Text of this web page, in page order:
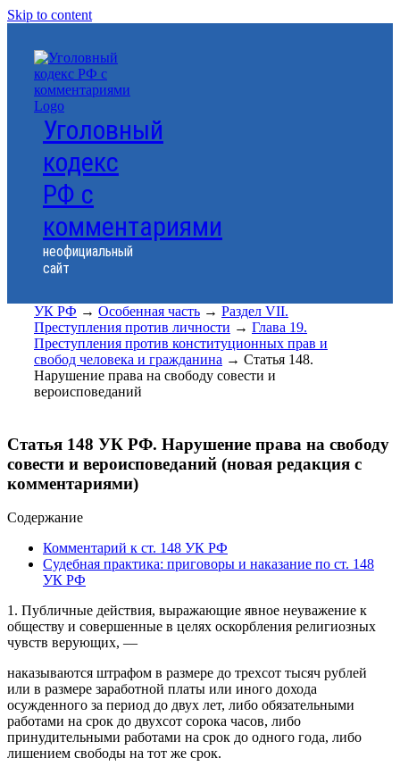
Skip to content
Уголовный
кодекс
РФ с
комментариями
неофициальный
сайт
УК РФ → Особенная часть→ Раздел VII.
Преступления против личности → Глава 19.
Преступления против конституционных прав и
свобод человека и гражданина → Статья 148.
Нарушение права на свободу совести и
вероисповеданий
Статья 148 УК РФ. Нарушение права на свободу
совести и вероисповеданий (новая редакция с
комментариями)
Содержание
Комментарий к ст. 148 УК РФ
Судебная практика: приговоры и наказание по ст. 148
УК РФ
1. Публичные действия, выражающие явное неуважение к
обществу и совершенные в целях оскорбления религиозных
чувств верующих, —
наказываются штрафом в размере до трехсот тысяч рублей
или в размере заработной платы или иного дохода
осужденного за период до двух лет, либо обязательными
работами на срок до двухсот сорока часов, либо
принудительными работами на срок до одного года, либо
лишением свободы на тот же срок.